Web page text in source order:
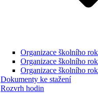
Organizace školního
Organizace školního
Organizace školního
Dokumenty ke stažení
Rozvrh hodin